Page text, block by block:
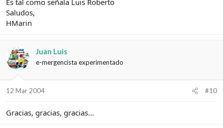
Saludos,
HMarin
Juan Luis
e-mergencista experimentado
12 Mar 2004 #10
Gracias, gracias, gracias...